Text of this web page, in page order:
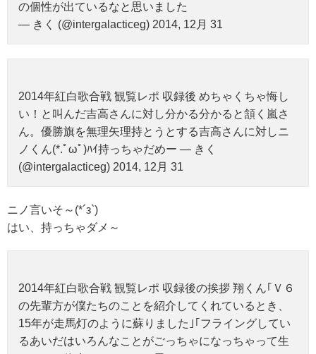
の個性が出ているなと思いました
— きく (@intergalacticeg) 2014, 12月 31
2014年紅白歌合戦 観覧レポ 収録後 めちゃくちゃ悔し
い！と叫んだ吉高さんに対し分かる分かると頷く嵐さ
ん。優勝旗を無理矢理持とうとする吉高さんに対しニ
ノくん(*.ﾟωﾟ)ﾊｲ持っちゃだめー — きく
(@intergalacticeg) 2014, 12月 31
ニノ言いそ～(*´з`)
はい、持っちゃダメ～
2014年紅白歌合戦 観覧レポ 収録後の挨拶 翔くん｢Ｖ６
の先輩方が僕たちのことを紹介してくれているとき、
15年が走馬灯のように蘇りました｣｢フライングしてい
るあいだはいろんなことがごっちゃになっちゃって生